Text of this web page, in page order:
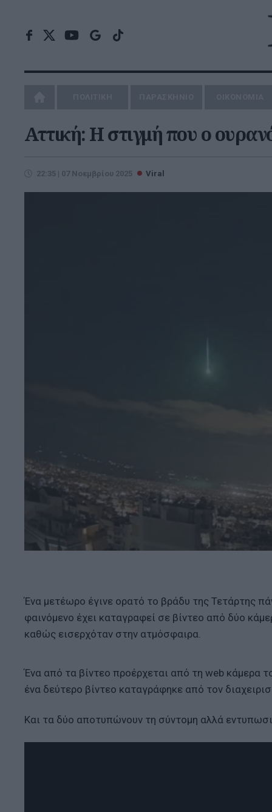
Αττική: Η στιγμή που ο
22:35 | 07 Νοεμβρίου 2025 Viral
Ένα μετέωρο έγινε ορατό το βράδυ της Τετάρτης
φαινόμενο έχει καταγραφεί σε βίντεο από δύο
καθώς εισερχόταν στην ατμόσφαιρα.
Ένα από τα βίντεο προέρχεται από τη web κάμερα
ένα δεύτερο βίντεο καταγράφηκε από τον
Και τα δύο αποτυπώνουν τη σύντομη αλλά